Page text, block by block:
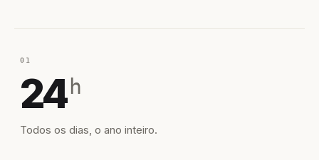
01
24 h
Todos os dias, o ano inteiro.